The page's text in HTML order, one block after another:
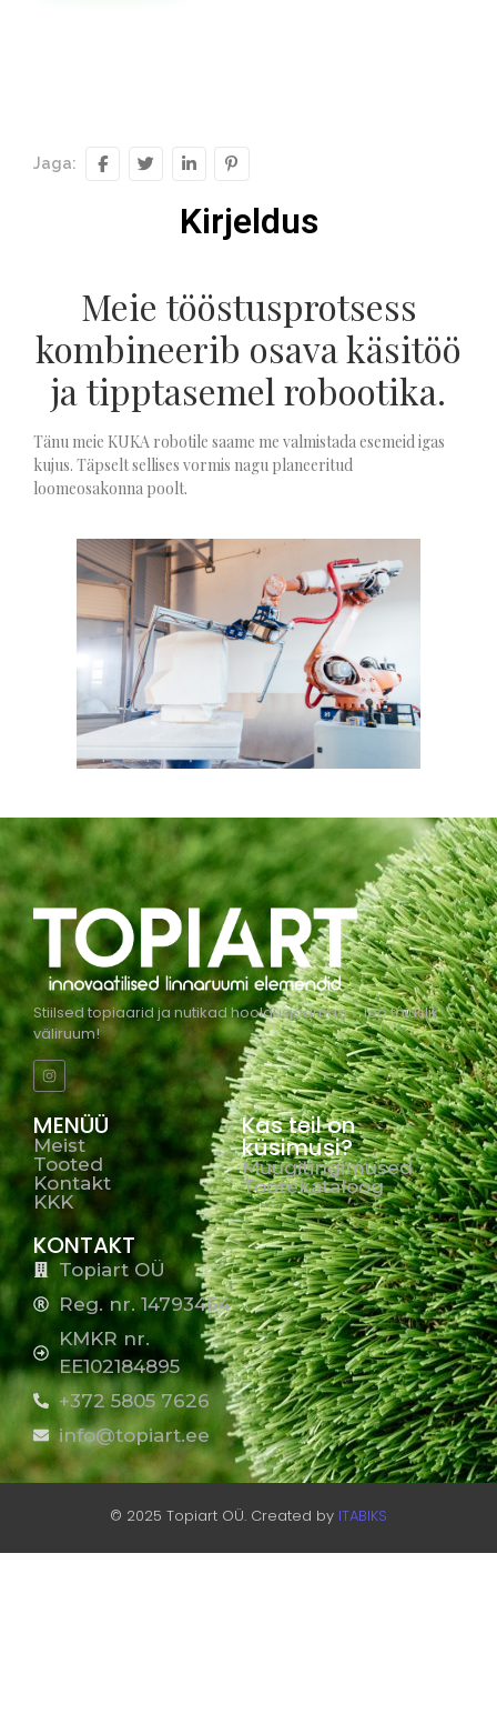
Jaga:
Kirjeldus
Meie tööstusprotsess
kombineerib osava käsitöö
ja tipptasemel robootika.
Tänu meie KUKA robotile saame me valmistada esemeid igas
kujus. Täpselt sellises vormis nagu planeeritud
loomeosakonna poolt.
Stiilsed topiaarid ja nutikad hooldusjaamad – loo täiuslik
väliruum!
MENÜÜ
Meist
Tooted
Kontakt
KKK
Kas teil on
küsimusi?
Müügitingimused
Tootekataloog
KONTAKT
Topiart OÜ
Reg. nr. 14793464
KMKR nr.
EE102184895
+372 5805 7626
info@topiart.ee
© 2025 Topiart OÜ. Created by ITABIKS